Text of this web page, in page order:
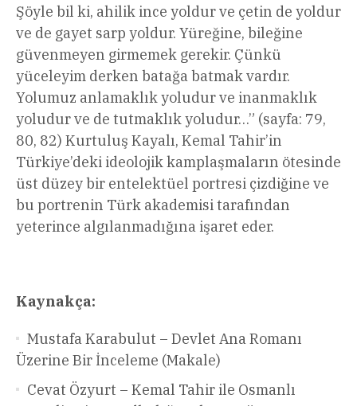
Şöyle bil ki, ahilik ince yoldur ve çetin de yoldur
ve de gayet sarp yoldur. Yüreğine, bileğine
güvenmeyen girmemek gerekir. Çünkü
yüceleyim derken batağa batmak vardır.
Yolumuz anlamaklık yoludur ve inanmaklık
yoludur ve de tutmaklık yoludur…” (sayfa: 79,
80, 82) Kurtuluş Kayalı, Kemal Tahir’in
Türkiye’deki ideolojik kamplaşmaların ötesinde
üst düzey bir entelektüel portresi çizdiğine ve
bu portrenin Türk akademisi tarafından
yeterince algılanmadığına işaret eder.
Kaynakça:
Mustafa Karabulut – Devlet Ana Romanı
Üzerine Bir İnceleme (Makale)
Cevat Özyurt – Kemal Tahir ile Osmanlı